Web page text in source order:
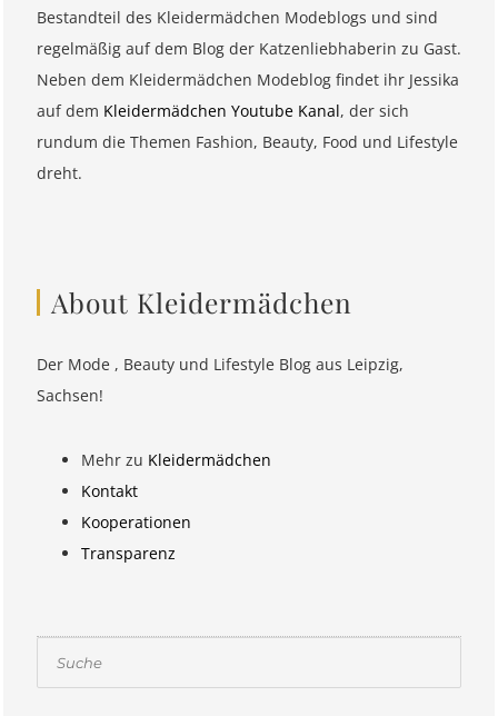
Bestandteil des Kleidermädchen Modeblogs und sind
regelmäßig auf dem Blog der Katzenliebhaberin zu Gast.
Neben dem Kleidermädchen Modeblog findet ihr Jessika
auf dem Kleidermädchen Youtube Kanal, der sich
rundum die Themen Fashion, Beauty, Food und Lifestyle
dreht.
About Kleidermädchen
Der Mode , Beauty und Lifestyle Blog aus Leipzig,
Sachsen!
Mehr zu Kleidermädchen
Kontakt
Kooperationen
Transparenz